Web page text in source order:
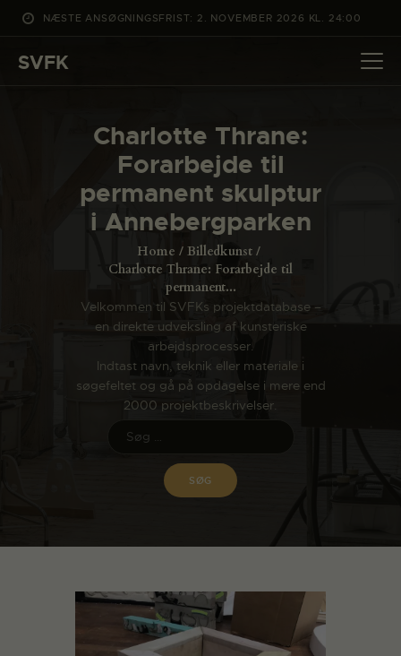
NÆSTE ANSØGNINGSFRIST: 2. NOVEMBER 2026 KL. 24:00
SVFK
Charlotte Thrane:
Forarbejde til
permanent skulptur
i Annebergparken
Home
Billedkunst
Charlotte Thrane: Forarbejde til
permanent...
Velkommen til SVFKs projektdatabase –
en direkte udveksling af kunsteriske
arbejdsprocesser.
Indtast navn, teknik eller materiale i
søgefeltet og gå på opdagelse i mere end
2000 projektbeskrivelser.
DET SKER
PROJEKTER
ANSØG
ENGLISH